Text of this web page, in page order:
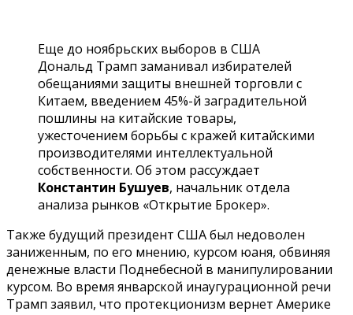
Еще до ноябрьских выборов в США
Дональд Трамп заманивал избирателей
обещаниями защиты внешней торговли с
Китаем, введением 45%-й заградительной
пошлины на китайские товары,
ужесточением борьбы с кражей китайскими
производителями интеллектуальной
собственности. Об этом рассуждает
Константин Бушуев, начальник отдела
анализа рынков «Открытие Брокер».
Также будущий президент США был недоволен
заниженным, по его мнению, курсом юаня, обвиняя
денежные власти Поднебесной в манипулировании
курсом. Во время январской инаугурационной речи
Трамп заявил, что протекционизм вернет Америке